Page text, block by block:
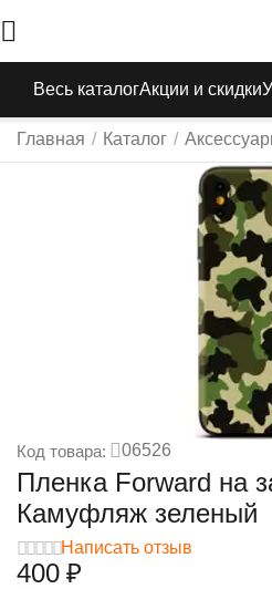
Весь каталогАкции и скидки
Главная / Каталог /
Код товара: 06526
Пленка Forward на
Камуфляж зеленый
Написать отзыв
‍400‍ ₽